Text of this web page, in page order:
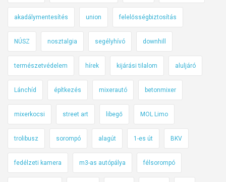
o
z
t
l
g
k
e
é
akadálymentesítés union felelősségbiztosítás
NÚSZ nosztalgia segélyhívó downhill
természetvédelem hírek kijárási tilalom aluljáró
Lánchíd építkezés mixerautó betonmixer
mixerkocsi street art libegő MOL Limo
trolibusz sorompó alagút 1-es út BKV
fedélzeti kamera m3-as autópálya félsorompó